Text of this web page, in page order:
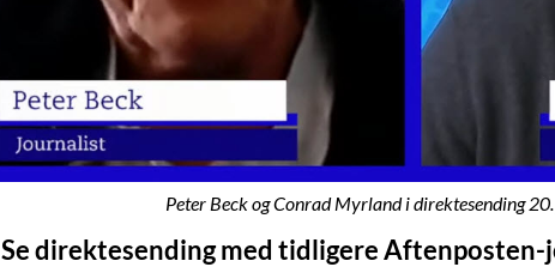
Peter Beck og Conrad Myrland i direktesending
Se direktesending med tidligere